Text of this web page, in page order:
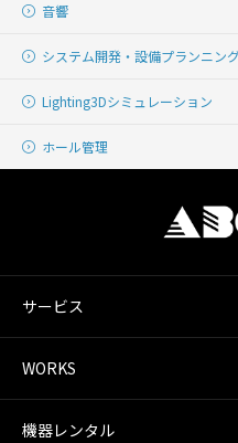
音響
システム開発・ 設備プランニン
Lighting3Dシミュレーション
ホール管理
サービス
WORKS
機器レンタル